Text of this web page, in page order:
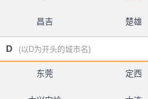
昌吉 楚雄
D (以D为开头的城市名)
东莞 定西